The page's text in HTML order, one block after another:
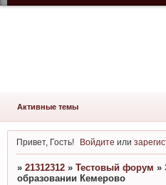
Активные темы
Привет, Гость! Войдите или
» 21312312 » Тестовый форум »
образовании Кемерово